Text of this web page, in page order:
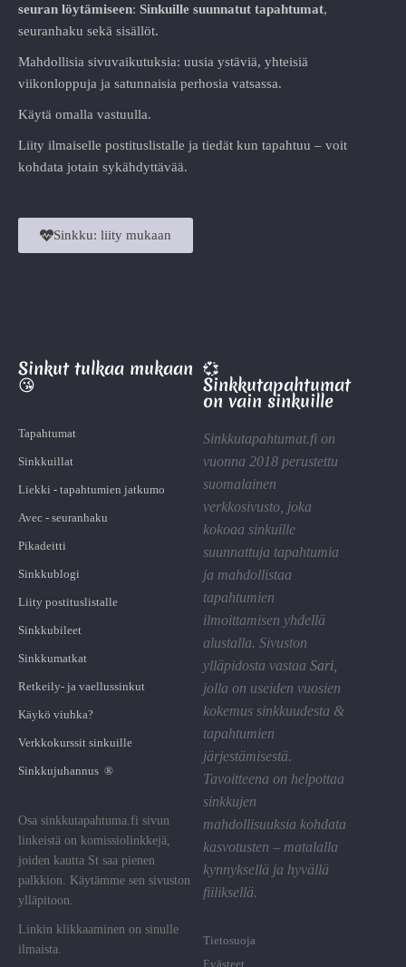
seuran löytämiseen: Sinkuille suunnatut tapahtumat,
seuranhaku sekä sisällöt.
Mahdollisia sivuvaikutuksia: uusia ystäviä, yhteisiä
viikonloppuja ja satunnaisia perhosia vatsassa.
Käytä omalla vastuulla.
Liity ilmaiselle postituslistalle ja tiedät kun tapahtuu – voit
kohdata jotain sykähdyttävää.
Sinkku: liity mukaan
Sinkut tulkaa mukaan
😘
Tapahtumat
Sinkkuillat
Liekki - tapahtumien jatkumo
Avec - seuranhaku
Pikadeitti
Sinkkublogi
Liity postituslistalle
Sinkkubileet
Sinkkumatkat
Retkeily- ja vaellussinkut
Käykö viuhka?
Verkkokurssit sinkuille
Sinkkujuhannus ®
Osa sinkkutapahtuma.fi sivun
linkeistä on komissiolinkkejä,
joiden kautta St saa pienen
palkkion. Käytämme sen sivuston
ylläpitoon.
Linkin klikkaaminen on sinulle
ilmaista.
💞
Sinkkutapahtumat
on vain sinkuille
Sinkkutapahtumat.fi on
vuonna 2018 perustettu
suomalainen
verkkosivusto, joka
kokoaa sinkuille
suunnattuja tapahtumia
ja mahdollistaa
tapahtumien
ilmoittamisen yhdellä
alustalla. Sivuston
ylläpidosta vastaa Sari
jolla on useiden vuosien
kokemus sinkkuudesta &
tapahtumien
järjestämisestä.
Tavoitteena on helpottaa
sinkkujen
mahdollisuuksia kohdata
kasvotusten – matalalla
kynnyksellä ja hyvällä
fiiliksellä.
Tietosuoja
Evästeet